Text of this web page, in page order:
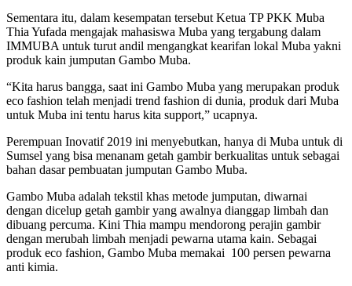
Sementara itu, dalam kesempatan tersebut Ketua TP PKK Muba
Thia Yufada mengajak mahasiswa Muba yang tergabung dalam
IMMUBA untuk turut andil mengangkat kearifan lokal Muba yakni
produk kain jumputan Gambo Muba.
“Kita harus bangga, saat ini Gambo Muba yang merupakan produk
eco fashion telah menjadi trend fashion di dunia, produk dari Muba
untuk Muba ini tentu harus kita support,” ucapnya.
Perempuan Inovatif 2019 ini menyebutkan, hanya di Muba untuk di
Sumsel yang bisa menanam getah gambir berkualitas untuk sebagai
bahan dasar pembuatan jumputan Gambo Muba.
Gambo Muba adalah tekstil khas metode jumputan, diwarnai
dengan dicelup getah gambir yang awalnya dianggap limbah dan
dibuang percuma. Kini Thia mampu mendorong perajin gambir
dengan merubah limbah menjadi pewarna utama kain. Sebagai
produk eco fashion, Gambo Muba memakai 100 persen pewarna
anti kimia.